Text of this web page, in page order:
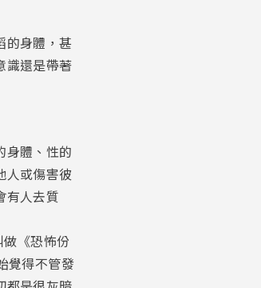
的身體，甚
識還是帶著
身體、性的
人或傷害彼
有人去質
《恐怖份
覺得不管發